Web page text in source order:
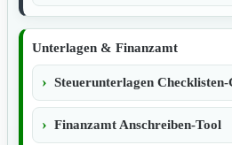
Unterlagen & Finanzamt
Steuerunterlagen
Finanzamt Anschreiben-Tool